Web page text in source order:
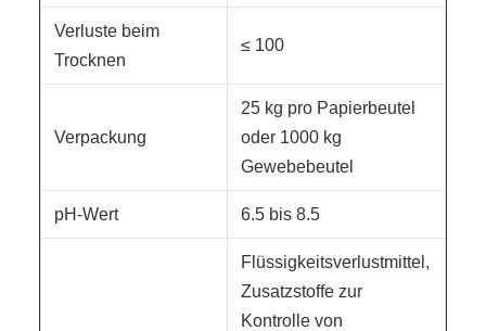
Verluste beim
Trocknen
≤ 100
Verpackung
25 kg pro Papierbeutel
oder 1000 kg
Gewebebeutel
pH-Wert 6.5 bis 8.5
Flüssigkeitsverlustmittel,
Zusatzstoffe zur
Kontrolle von